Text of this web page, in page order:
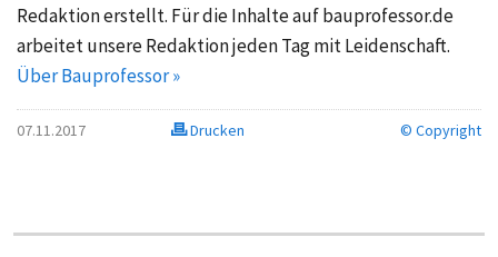
Redaktion erstellt. Für die Inhalte auf bauprofessor.de
arbeitet unsere Redaktion jeden Tag mit Leidenschaft.
Über Bauprofessor »
07.11.2017 Drucken © Copyright